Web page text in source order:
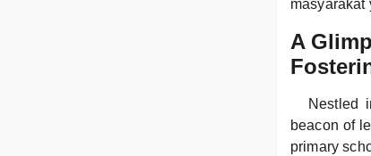
masyarakat
A
Nestled
beacon of
primary